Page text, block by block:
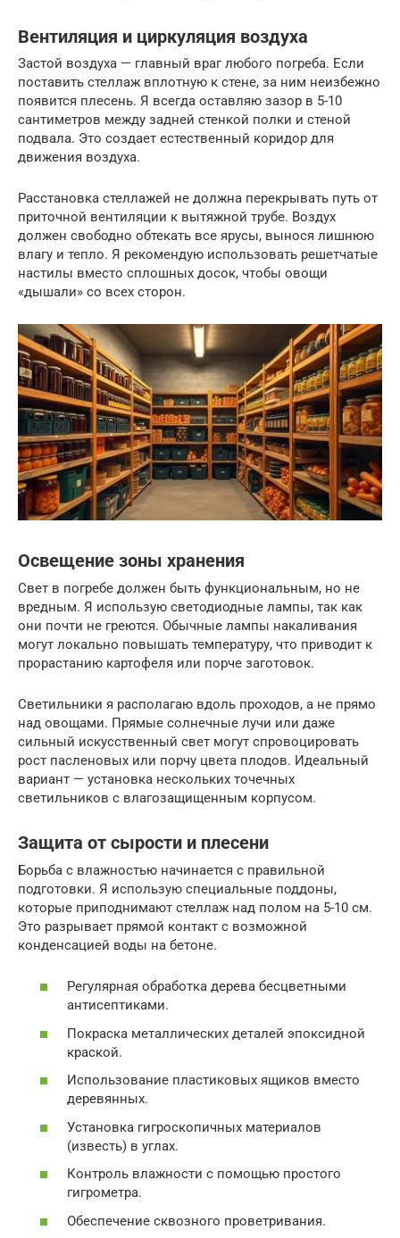
Вентиляция и циркуляция воздуха
Застой воздуха — главный враг любого погреба. Если
поставить стеллаж вплотную к стене, за ним неизбежно
появится плесень. Я всегда оставляю зазор в 5-10
сантиметров между задней стенкой полки и стеной
подвала. Это создает естественный коридор для
движения воздуха.
Расстановка стеллажей не должна перекрывать путь от
приточной вентиляции к вытяжной трубе. Воздух
должен свободно обтекать все ярусы, вынося лишнюю
влагу и тепло. Я рекомендую использовать решетчатые
настилы вместо сплошных досок, чтобы овощи
«дышали» со всех сторон.
Освещение зоны хранения
Свет в погребе должен быть функциональным, но не
вредным. Я использую светодиодные лампы, так как
они почти не греются. Обычные лампы накаливания
могут локально повышать температуру, что приводит к
прорастанию картофеля или порче заготовок.
Светильники я располагаю вдоль проходов, а не прямо
над овощами. Прямые солнечные лучи или даже
сильный искусственный свет могут спровоцировать
рост пасленовых или порчу цвета плодов. Идеальный
вариант — установка нескольких точечных
светильников с влагозащищенным корпусом.
Защита от сырости и плесени
Борьба с влажностью начинается с правильной
подготовки. Я использую специальные поддоны,
которые приподнимают стеллаж над полом на 5-10 см.
Это разрывает прямой контакт с возможной
конденсацией воды на бетоне.
Регулярная обработка дерева бесцветными
антисептиками.
Покраска металлических деталей эпоксидной
краской.
Использование пластиковых ящиков вместо
деревянных.
Установка гигроскопичных материалов
(известь) в углах.
Контроль влажности с помощью простого
гигрометра.
Обеспечение сквозного проветривания.